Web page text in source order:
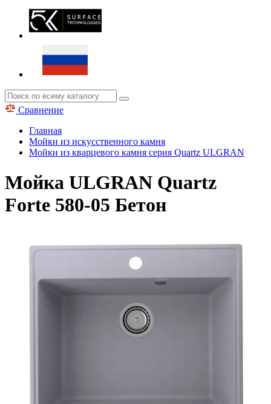
Сравнение
Главная
Мойки из искусственного камня
Мойки из кварцевого камня серия Quartz ULGRAN
Мойка ULGRAN Quartz
Forte 580-05 Бетон